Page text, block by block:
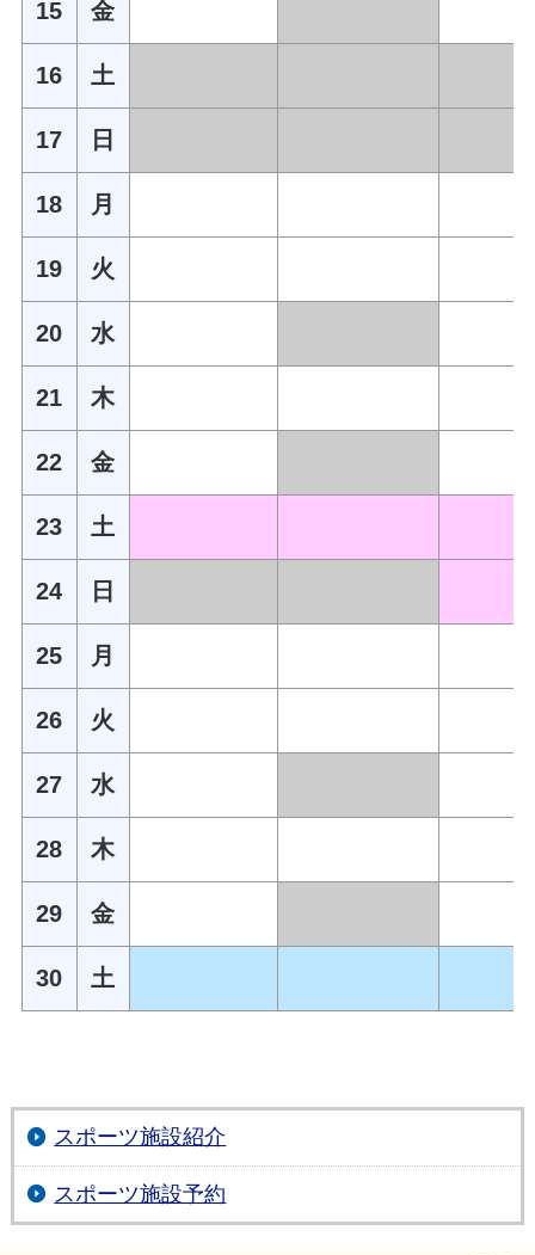
15 金
16 土
17 日
18 月
19 火
20 水
21 木
22 金
23 土
24 日
25 月
26 火
27 水
28 木
29 金
30 土
スポーツ施設紹介
スポーツ施設予約